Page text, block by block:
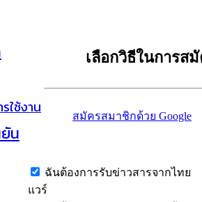
ใช้งาน
น
เลือกวิธีในการส
สมัครสมาชิกด้วย Google
ฉันต้องการรับข่าวสารจากไทย
แวร์